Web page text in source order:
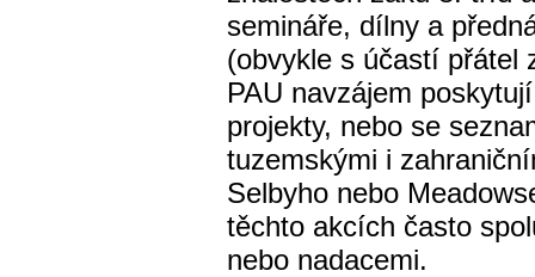
semináře, dílny a
(obvykle s účastí přátel
PAU navzájem
projekty, nebo se
tuzemskými i
Selbyho nebo
těchto akcích často
nebo nadacemi.